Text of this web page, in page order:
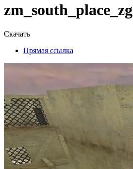
zm_south_place_zg
Скачать
Прямая ссылка